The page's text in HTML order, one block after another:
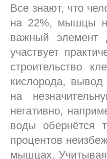
Все знают, что
на 22%, мышцы
важный элемент
участвует
строительство
кислорода, вывод
на
негативно,
воды обернётся
процентов
мышцах. Учитывая